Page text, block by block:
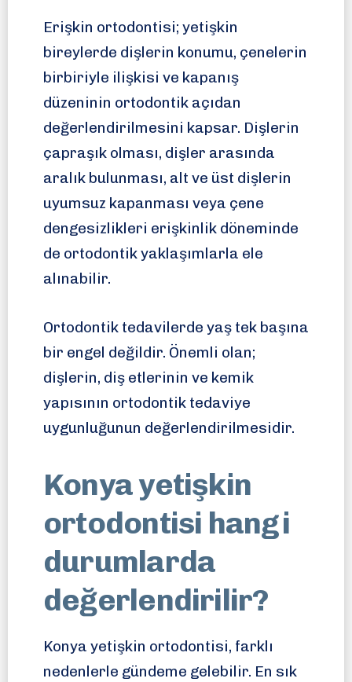
Erişkin ortodontisi; yetişkin
bireylerde dişlerin konumu, çenelerin
birbiriyle ilişkisi ve kapanış
düzeninin ortodontik açıdan
değerlendirilmesini kapsar. Dişlerin
çapraşık olması, dişler arasında
aralık bulunması, alt ve üst dişlerin
uyumsuz kapanması veya çene
dengesizlikleri erişkinlik döneminde
de ortodontik yaklaşımlarla ele
alınabilir.
Ortodontik tedavilerde yaş tek başına
bir engel değildir. Önemli olan;
dişlerin, diş etlerinin ve kemik
yapısının ortodontik tedaviye
uygunluğunun değerlendirilmesidir.
Konya yetişkin
ortodontisi hangi
durumlarda
değerlendirilir?
Konya yetişkin ortodontisi, farklı
nedenlerle gündeme gelebilir. En sık